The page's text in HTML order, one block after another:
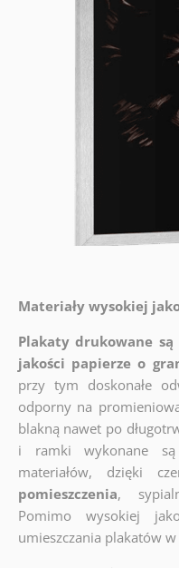
Materiały wysokiej
Plakaty drukowane
jakości papierze o
przy tym doskonałe
odporny na
blakną nawet po
i ramki wykonane są
materiałów, dzięki
pomieszczenia,
Pomimo wysokiej
umieszczania plakatów